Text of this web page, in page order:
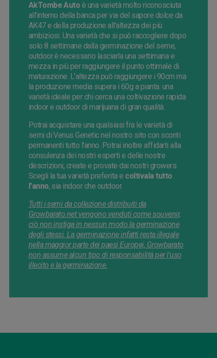
AkTombe Auto è una varietà molto riconosciuta
all'interno della banca per via del sapore dolce da
AK47 e della produzione all'altezza dei più
ambiziosi. Una varietà che si può raccogliere dopo
solo 8 settimane dalla germinazione del seme,
outdoor è necessario lasciarla una settimana e
mezza in più per raggiungere il punto ottimale di
maturazione. L'altezza può raggiungere i 90cm ma
la produzione media supera i 60g a pianta. una
varietà ideale per chi cerca una coltivazione rapida
indoor e outdoor di marijuana di gran qualità.
Potrai acquistare una qualsiasi fra le varietà di
semi di Venus Genetic nel nostro sito con sconti
permanenti tutto l'anno. Potrai inoltre affidarti alla
consulenza dei nostri esperti e delle nostre
descrizioni, create e provate dai nostri growers.
Scegli la tua varietà preferita e coltivala tutto
l'anno, sia indoor che outdoor.
Tutti i semi da collezione distribuiti da
Growbarato.net vengono venduti come souvenir,
ciò non instiga in nessun modo la germinazione
degli stessi. La germinazione infatti resta illegale
nella maggior parte dei paesi Europei, Growbarato
non assume alcun tipo di responsabilità per l'uso
illecito e la germinazione.